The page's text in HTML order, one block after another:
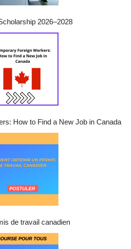
2026–2028
How to Find a New Job in Canada
de travail canadien